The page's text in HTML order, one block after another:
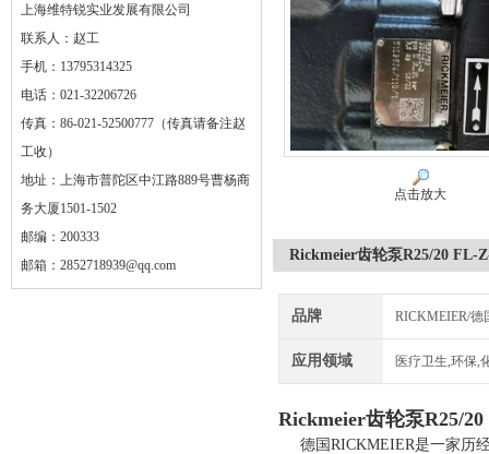
上海维特锐实业发展有限公司
联系人：赵工
手机：13795314325
电话：021-32206726
传真：86-021-52500777（传真请备注赵
工收）
地址：上海市普陀区中江路889号曹杨商
务大厦1501-1502
邮编：200333
邮箱： 2852718939@qq.com
点击放大
Rickmeier齿轮泵R25/20 FL-
品牌 RICKMEIER/德
应用领域 医疗卫生,环保,
Rickmeier齿轮泵R25/
德国RICKMEIER是一家历经